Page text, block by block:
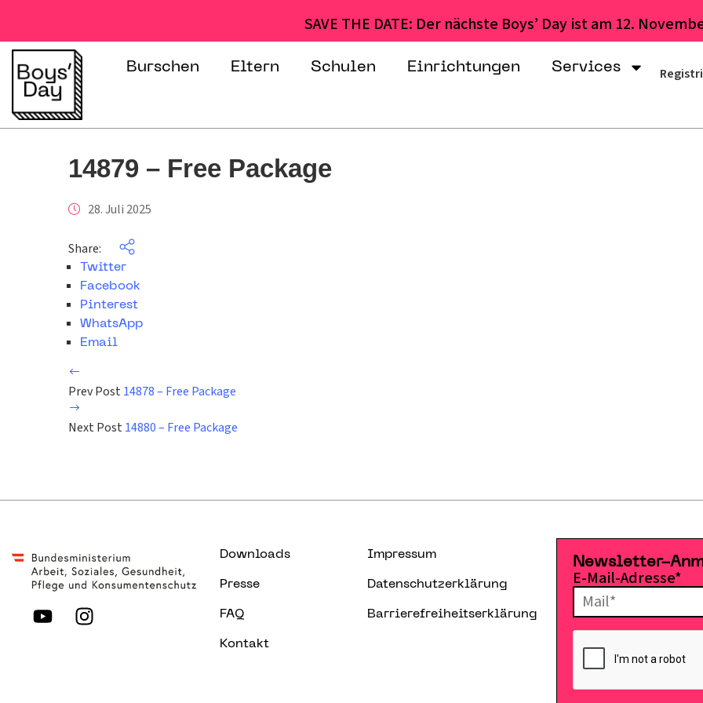
SAVE THE DATE: Der nächste Boys’ Day ist am 12.
Burschen Eltern Schulen Einrichtungen Services
14879 – Free Package
28. Juli 2025
Share:
Twitter
Facebook
Pinterest
WhatsApp
Email
Prev Post 14878 – Free Package
Next Post 14880 – Free Package
Downloads
Presse
FAQ
Kontakt
Impressum
Datenschutzerklärung
Barrierefreiheitserklärung
Newsletter-
E-Mail-Adresse*